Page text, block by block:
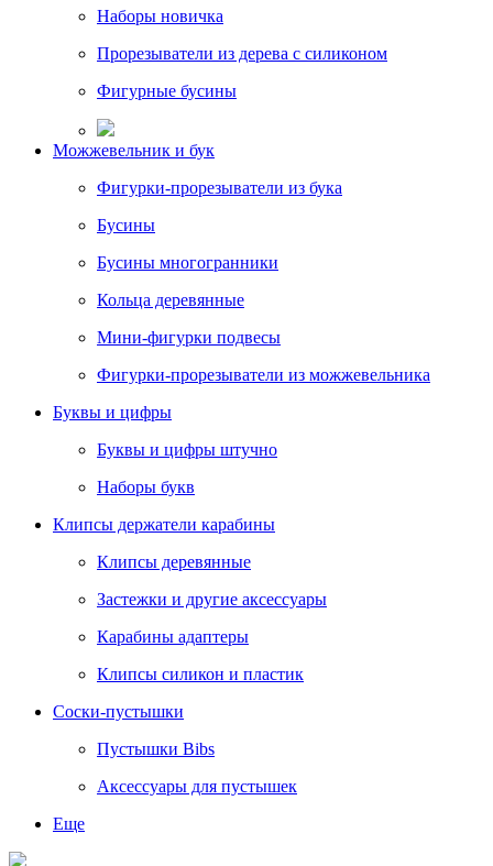
Наборы новичка
Прорезыватели из дерева с силиконом
Фигурные бусины
Можжевельник и бук
Фигурки-прорезыватели из бука
Бусины
Бусины многогранники
Кольца деревянные
Мини-фигурки подвесы
Фигурки-прорезыватели из можжевельника
Буквы и цифры
Буквы и цифры штучно
Наборы букв
Клипсы держатели карабины
Клипсы деревянные
Застежки и другие аксессуары
Карабины адаптеры
Клипсы силикон и пластик
Соски-пустышки
Пустышки Bibs
Аксессуары для пустышек
Еще